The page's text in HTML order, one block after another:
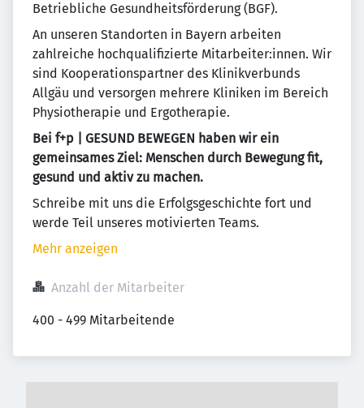
Betriebliche Gesundheitsförderung (BGF).
An unseren Standorten in Bayern arbeiten
zahlreiche hochqualifizierte Mitarbeiter:innen. Wir
sind Kooperationspartner des Klinikverbunds
Allgäu und versorgen mehrere Kliniken im Bereich
Physiotherapie und Ergotherapie.
Bei f+p | GESUND BEWEGEN haben wir ein
gemeinsames Ziel: Menschen durch Bewegung fit,
gesund und aktiv zu machen.
Schreibe mit uns die Erfolgsgeschichte fort und
werde Teil unseres motivierten Teams.
Mehr anzeigen
Anzahl der Mitarbeiter
400 - 499 Mitarbeitende